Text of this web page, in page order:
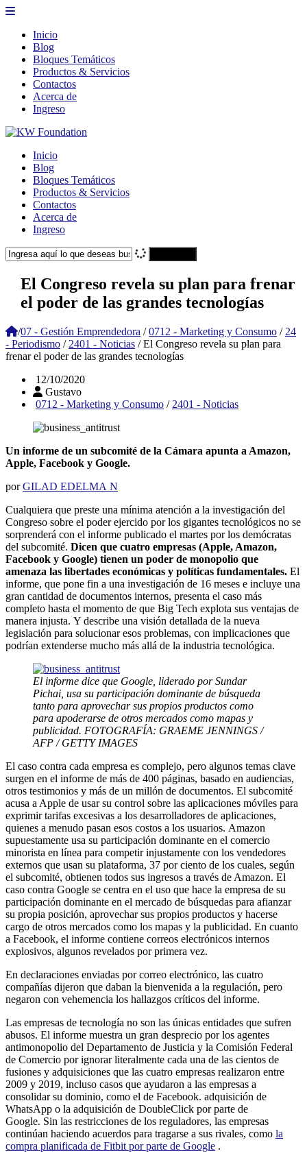
Inicio
Blog
Bloques Temáticos
Productos & Servicios
Contactos
Acerca de
Ingreso
Inicio
Blog
Bloques Temáticos
Productos & Servicios
Contactos
Acerca de
Ingreso
El Congreso revela su plan para frenar
el poder de las grandes tecnologías
/07 - Gestión Emprendedora / 0712 - Marketing y Consumo / 24
- Periodismo / 2401 - Noticias /El Congreso revela su plan para
frenar el poder de las grandes tecnologías
12/10/2020
Gustavo
0712 - Marketing y Consumo / 2401 - Noticias
Un informe de un subcomité de la Cámara apunta a Amazon,
Apple, Facebook y Google.
porGILAD EDELMA N
Cualquiera que preste una mínima atención a la investigación del
Congreso sobre el poder ejercido por los gigantes tecnológicos no se
sorprenderá con el informe publicado el martes por los demócratas
del subcomité. Dicen que cuatro empresas (Apple, Amazon,
Facebook y Google) tienen un poder de monopolio que
amenaza las libertades económicas y políticas fundamentales. El
informe, que pone fin a una investigación de 16 meses e incluye una
gran cantidad de documentos internos, presenta el caso más
completo hasta el momento de que Big Tech explota sus ventajas de
manera injusta. Y describe una visión detallada de la nueva
legislación para solucionar esos problemas, con implicaciones que
podrían extenderse mucho más allá de la industria tecnológica.
El informe dice que Google, liderado por Sundar
Pichai, usa su participación dominante de búsqueda
tanto para aprovechar sus propios productos como
para apoderarse de otros mercados como mapas y
publicidad. FOTOGRAFÍA: GRAEME JENNINGS /
AFP / GETTY IMAGES
El caso contra cada empresa es complejo, pero algunos temas clave
surgen en el informe de más de 400 páginas, basado en audiencias,
otros testimonios y más de un millón de documentos. El subcomité
acusa a Apple de usar su control sobre las aplicaciones móviles para
exprimir tarifas excesivas a los desarrolladores de aplicaciones,
quienes a menudo pasan esos costos a los usuarios. Amazon
supuestamente usa su participación dominante en el comercio
minorista en línea para competir injustamente con los vendedores
externos que usan su plataforma, 37 por ciento de los cuales, según
el subcomité, obtienen todos sus ingresos a través de Amazon. El
caso contra Google se centra en el uso que hace la empresa de su
participación dominante en el mercado de búsquedas para afianzar
su propia posición, aprovechar sus propios productos y hacerse
cargo de otros mercados como los mapas y la publicidad. En cuanto
a Facebook, el informe contiene correos electrónicos internos
explosivos, algunos revelados por primera vez.
En declaraciones enviadas por correo electrónico, las cuatro
compañías dijeron que daban la bienvenida a la regulación, pero
negaron con vehemencia los hallazgos críticos del informe.
Las empresas de tecnología no son las únicas entidades que sufren
abusos. El informe muestra un gran desprecio por los agentes
antimonopolio del Departamento de Justicia y la Comisión Federal
de Comercio por ignorar literalmente cada una de las cientos de
fusiones y adquisiciones que las cuatro empresas realizaron entre
2009 y 2019, incluso casos que ayudaron a las empresas a
consolidar su dominio, como el de Facebook. adquisición de
WhatsApp o la adquisición de DoubleClick por parte de
Google. Sin las restricciones de los reguladores, las empresas
continúan haciendo acuerdos para tragarse a sus rivales, como la
compra planificada de Fitbit por parte de Google .